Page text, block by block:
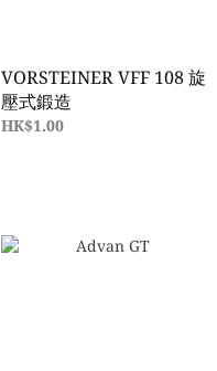
VORSTEINER VFF 108 旋
壓式鍛造
HK$1.00